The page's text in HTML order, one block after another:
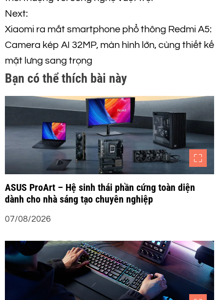
ề
u
h
ư
ớ
n
g
b
à
v
i
Next:
Xiaomi ra mắt smartphone phổ thông Redmi A5:
Camera kép AI 32MP, màn hình lớn, cùng thiết kế
mặt lưng sang trọng
Bạn có thể thích bài này
ASUS ProArt – Hệ sinh thái phần cứng toàn diện
dành cho nhà sáng tạo chuyên nghiệp
07/08/2026